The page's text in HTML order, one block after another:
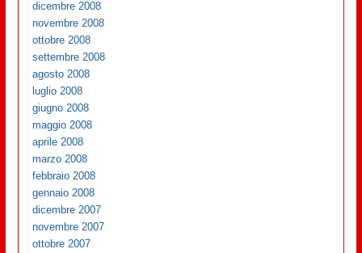
dicembre 2008
novembre 2008
ottobre 2008
settembre 2008
agosto 2008
luglio 2008
giugno 2008
maggio 2008
aprile 2008
marzo 2008
febbraio 2008
gennaio 2008
dicembre 2007
novembre 2007
ottobre 2007